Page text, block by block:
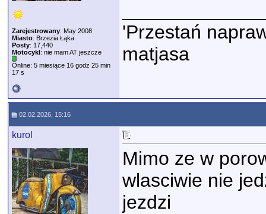
Zarejestrowany: May 2008
Miasto: Brzezia Łąka
Posty: 17,440
Motocykl: nie mam AT jeszcze
Online: 5 miesiące 16 godz 25 min
17 s
'Przestań
matjasa
02.02.2026, 15:16
kurol
Mimo ze w
wlasciwie nie
jezdzi